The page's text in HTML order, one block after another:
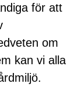
för att
om
kan vi alla